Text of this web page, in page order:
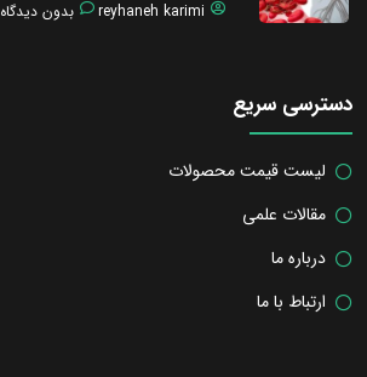
reyhaneh karimi بدون دیدگاه
دسترسی سریع
لیست قیمت محصولات
مقالات علمی
درباره ما
ارتباط با ما